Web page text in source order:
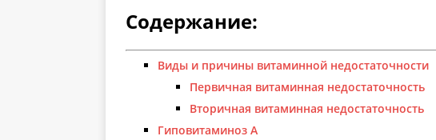
Содержание:
Виды и причины витаминной недостаточности
Первичная витаминная недостаточность
Вторичная витаминная недостаточность
Гиповитаминоз А